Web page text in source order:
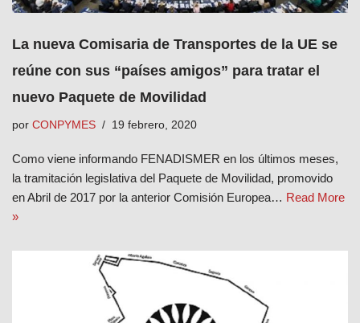
La nueva Comisaria de Transportes de la UE se
reúne con sus “países amigos” para tratar el
nuevo Paquete de Movilidad
por CONPYMES 19 febrero, 2020
Como viene informando FENADISMER en los últimos meses,
la tramitación legislativa del Paquete de Movilidad, promovido
en Abril de 2017 por la anterior Comisión Europea… Read More
»